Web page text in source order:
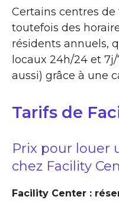
Certains centres
toutefois des
résidents annuels,
locaux 24h/24 et
aussi) grâce à une
Tarifs de
Prix pour louer
chez Facility
Facility Center :